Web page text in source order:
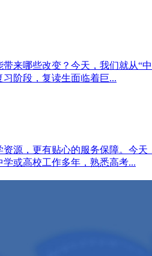
来哪些改变？今天，我们就从“
阶段，复读生面临着巨...
源，更有贴心的服务保障。今
或高校工作多年，熟悉高考...